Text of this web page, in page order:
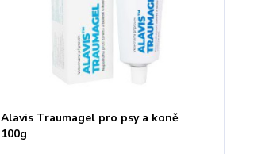
Alavis Traumagel pro psy a koně
100g